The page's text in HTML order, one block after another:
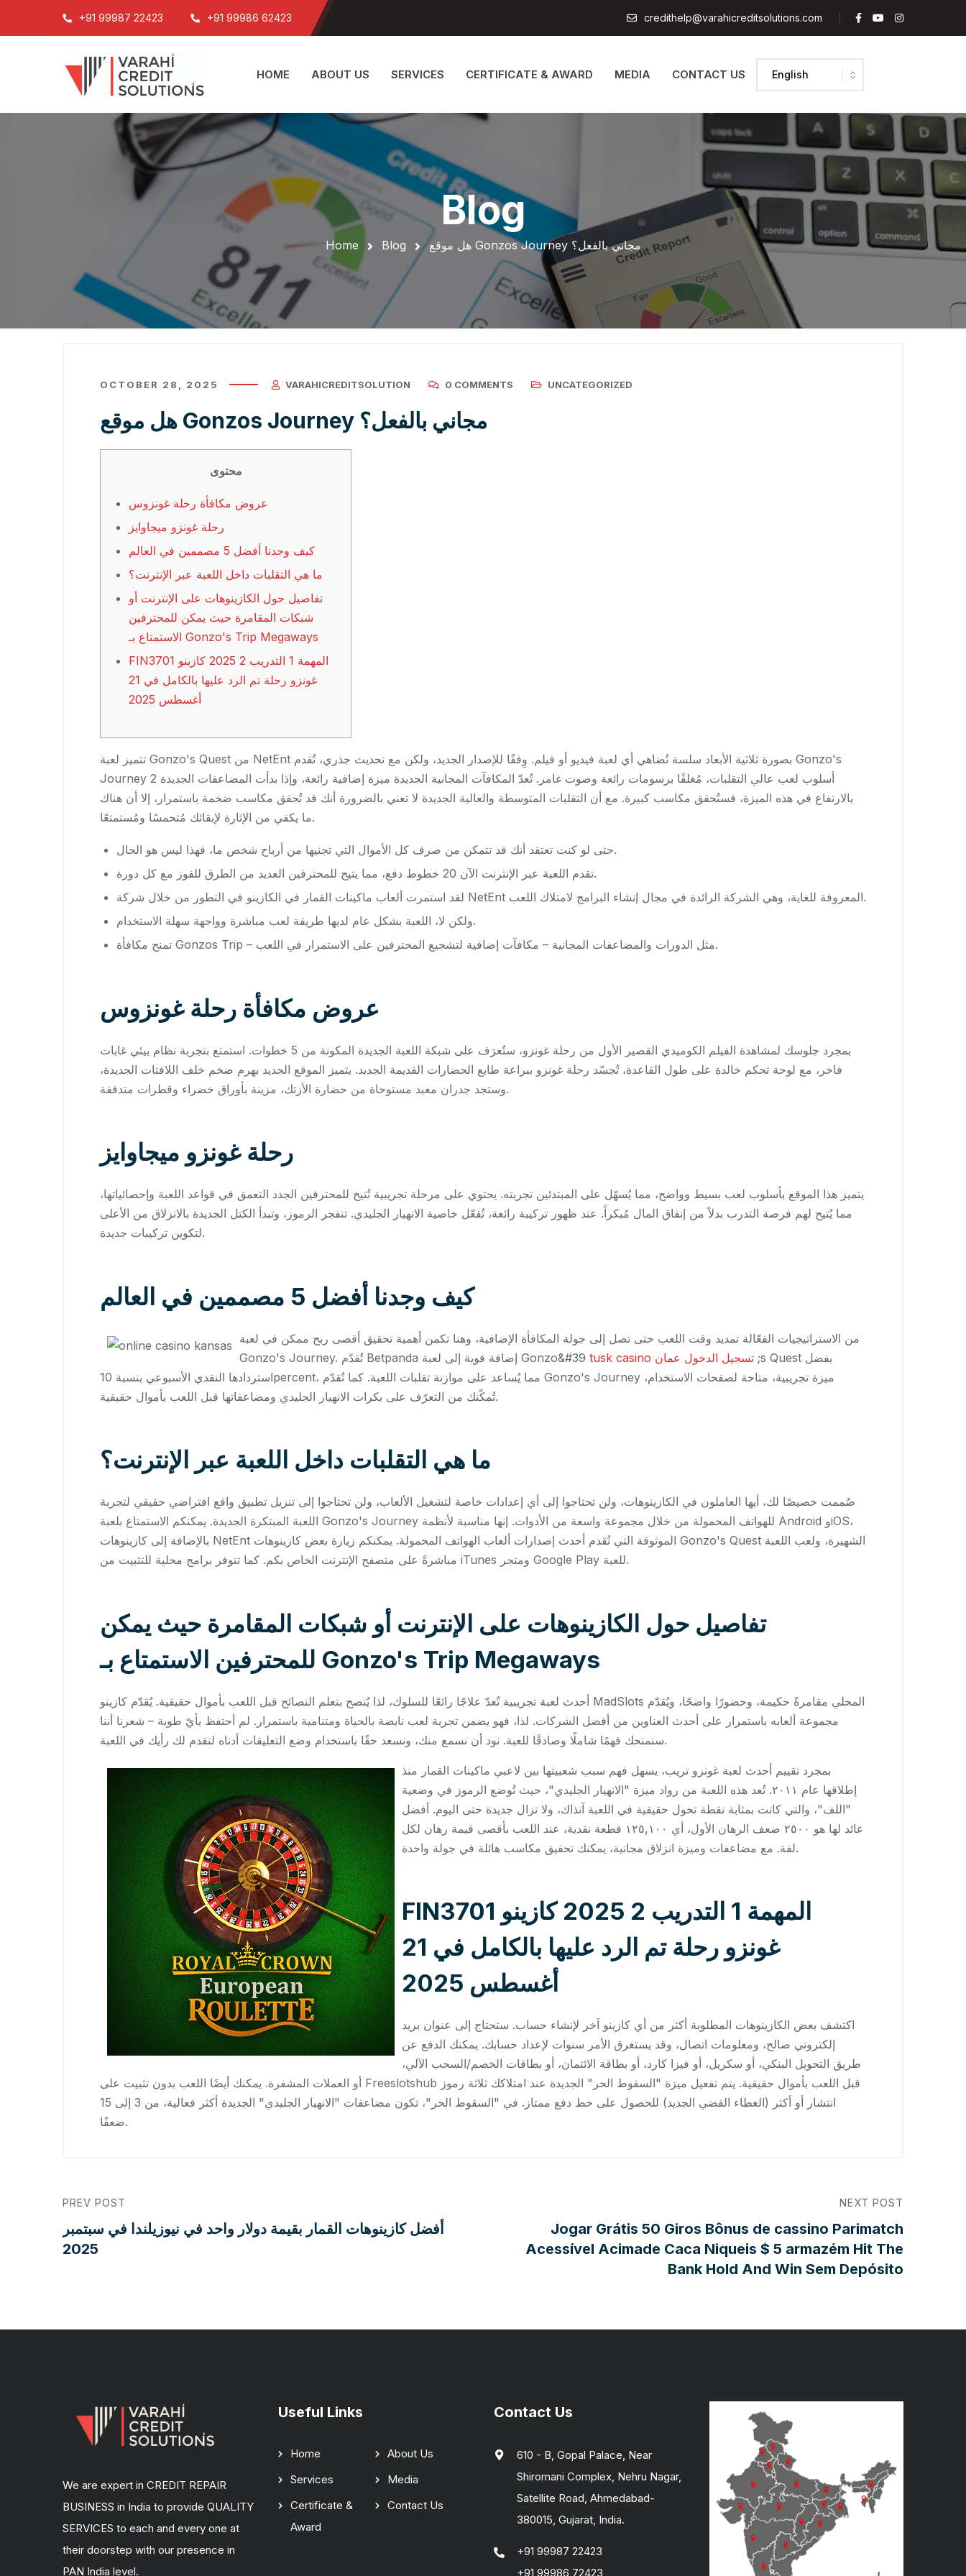
+91 99987 22423 +91 99986 62423 credithelp@varahicreditsolutions.com
HOME ABOUT US SERVICES CERTIFICATE & AWARD MEDIA CONTACT US
Blog
Home Blog هل موقع Gonzos Journey مجاني بالفعل؟
OCTOBER 28, 2025 VARAHICREDITSOLUTION 0 COMMENTS UNCATEGORIZED
هل موقع Gonzos Journey مجاني بالفعل؟
محتوى
عروض مكافأة رحلة غونزوس
رحلة غونزو ميجاوايز
كيف وجدنا أفضل 5 مصممين في العالم
ما هي التقلبات داخل اللعبة عبر الإنترنت؟
تفاصيل حول الكازينوهات على الإنترنت أو
شبكات المقامرة حيث يمكن للمحترفين
الاستمتاع بـ Gonzo's Trip Megaways
FIN3701 المهمة 1 التدريب 2 2025 كازينو
غونزو رحلة تم الرد عليها بالكامل في 21
أغسطس 2025
تتميز لعبة Gonzo's Quest من NetEnt بصورة ثلاثية الأبعاد سلسة تُضاهي أي لعبة فيديو أو فيلم. وِفقًا للإصدار الجديد، ولكن مع تحديث جذري، تُقدم Gonzo's
Journey 2 أسلوب لعب عالي التقلبات، مُغلفًا برسومات رائعة وصوت غامر. تُعدّ المكافآت المجانية الجديدة ميزة إضافية رائعة، وإذا بدأت المضاعفات الجديدة
بالارتفاع في هذه الميزة، فستُحقق مكاسب كبيرة. مع أن التقلبات المتوسطة والعالية الجديدة لا تعني بالضرورة أنك قد تُحقق مكاسب ضخمة باستمرار، إلا أن هناك
ما يكفي من الإثارة لإبقائك مُتحمسًا ومُستمتعًا.
حتى لو كنت تعتقد أنك قد تتمكن من صرف كل الأموال التي تجنيها من أرباح شخص ما، فهذا ليس هو الحال.
تقدم اللعبة عبر الإنترنت الآن 20 خطوط دفع، مما يتيح للمحترفين العديد من الطرق للفوز مع كل دورة.
لقد استمرت ألعاب ماكينات القمار في الكازينو في التطور من خلال شركة NetEnt المعروفة للغاية، وهي الشركة الرائدة في مجال إنشاء البرامج لامتلاك اللعب.
ولكن لا، اللعبة بشكل عام لديها طريقة لعب مباشرة وواجهة سهلة الاستخدام.
تمنح مكافأة Gonzos Trip – مثل الدورات والمضاعفات المجانية – مكافآت إضافية لتشجيع المحترفين على الاستمرار في اللعب.
عروض مكافأة رحلة غونزوس
بمجرد جلوسك لمشاهدة الفيلم الكوميدي القصير الأول من رحلة غونزو، ستُعرَف على شبكة اللعبة الجديدة المكونة من 5 خطوات. استمتع بتجربة نظام بيئي غابات
فاخر، مع لوحة تحكم خالدة على طول القاعدة، تُجسّد رحلة غونزو ببراعة طابع الحضارات القديمة الجديد. يتميز الموقع الجديد بهرم ضخم خلف اللافتات الجديدة،
وستجد جدران معبد مستوحاة من حضارة الأزتك، مزينة بأوراق خضراء وقطرات متدفقة.
رحلة غونزو ميجاوايز
يتميز هذا الموقع بأسلوب لعب بسيط وواضح، مما يُسهّل على المبتدئين تجربته. يحتوي على مرحلة تجريبية تُتيح للمحترفين الجدد التعمق في قواعد اللعبة وإحصائياتها،
مما يُتيح لهم فرصة التدرب بدلاً من إنفاق المال مُبكراً. عند ظهور تركيبة رائعة، تُفعّل خاصية الانهيار الجليدي. تنفجر الرموز، وتبدأ الكتل الجديدة بالانزلاق من الأعلى
لتكوين تركيبات جديدة.
كيف وجدنا أفضل 5 مصممين في العالم
من الاستراتيجيات الفعّالة تمديد وقت اللعب حتى تصل إلى جولة المكافأة الإضافية، وهنا تكمن أهمية تحقيق أقصى ربح ممكن في لعبة
Gonzo's Journey. تُقدّم Betpanda إضافة قوية إلى لعبة Gonzo&#39
tusk casino تسجيل الدخول عمان ;s Quest بفضل
استردادها النقدي الأسبوعي بنسبة 10percent، مما يُساعد على موازنة تقلبات اللعبة. كما تُقدّم Gonzo's Journey ميزة تجريبية، متاحة لصفحات الاستخدام،
تُمكّنك من التعرّف على بكرات الانهيار الجليدي ومضاعفاتها قبل اللعب بأموال حقيقية.
ما هي التقلبات داخل اللعبة عبر الإنترنت؟
صُممت خصيصًا لك، أيها العاملون في الكازينوهات، ولن تحتاجوا إلى أي إعدادات خاصة لتشغيل الألعاب، ولن تحتاجوا إلى تنزيل تطبيق واقع افتراضي حقيقي لتجربة
اللعبة المبتكرة الجديدة. يمكنكم الاستمتاع بلعبة Gonzo's Journey للهواتف المحمولة من خلال مجموعة واسعة من الأدوات. إنها مناسبة لأنظمة Android وiOS،
بالإضافة إلى كازينوهات NetEnt الموثوقة التي تُقدم أحدث إصدارات ألعاب الهواتف المحمولة. يمكنكم زيارة بعض كازينوهات Gonzo's Quest الشهيرة، ولعب اللعبة
مباشرةً على متصفح الإنترنت الخاص بكم. كما تتوفر برامج محلية للتثبيت من iTunes ومتجر Google Play للعبة.
تفاصيل حول الكازينوهات على الإنترنت أو شبكات المقامرة حيث يمكن
للمحترفين الاستمتاع بـ Gonzo's Trip Megaways
أحدث لعبة تجريبية تُعدّ علاجًا رائعًا للسلوك، لذا يُنصح بتعلم النصائح قبل اللعب بأموال حقيقية. يُقدّم كازينو MadSlots المحلي مقامرةً حكيمة، وحضورًا واضحًا، ويُقدّم
مجموعة ألعابه باستمرار على أحدث العناوين من أفضل الشركات. لذا، فهو يضمن تجربة لعب نابضة بالحياة ومتنامية باستمرار. لم أحتفظ بأيّ طوبة – شعرنا أننا
سنمنحك فهمًا شاملًا وصادقًا للعبة. نود أن نسمع منك، ونسعد حقًا باستخدام وضع التعليقات أدناه لنقدم لك رأيك في اللعبة.
بمجرد تقييم أحدث لعبة غونزو تريب، يسهل فهم سبب شعبيتها بين لاعبي ماكينات القمار منذ
إطلاقها عام ٢٠١١. تُعد هذه اللعبة من رواد ميزة "الانهيار الجليدي"، حيث تُوضع الرموز في وضعية
"اللف"، والتي كانت بمثابة نقطة تحول حقيقية في اللعبة آنذاك، ولا تزال جديدة حتى اليوم. أفضل
عائد لها هو ٢٥٠٠ ضعف الرهان الأول، أي ١٢٥,١٠٠ قطعة نقدية، عند اللعب بأقصى قيمة رهان لكل
لفة. مع مضاعفات وميزة انزلاق مجانية، يمكنك تحقيق مكاسب هائلة في جولة واحدة.
FIN3701 المهمة 1 التدريب 2 2025 كازينو
غونزو رحلة تم الرد عليها بالكامل في 21
أغسطس 2025
اكتشف بعض الكازينوهات المطلوبة أكثر من أي كازينو آخر لإنشاء حساب. ستحتاج إلى عنوان بريد
إلكتروني صالح، ومعلومات اتصال، وقد يستغرق الأمر سنوات لإعداد حسابك. يمكنك الدفع عن
طريق التحويل البنكي، أو سكريل، أو فيزا كارد، أو بطاقة الائتمان، أو بطاقات الخصم/السحب الآلي،
أو العملات المشفرة. يمكنك أيضًا اللعب بدون تثبيت على Freeslotshub قبل اللعب بأموال حقيقية. يتم تفعيل ميزة "السقوط الحر" الجديدة عند امتلاكك ثلاثة رموز
انتشار أو أكثر (الغطاء الفضي الجديد) للحصول على خط دفع ممتاز. في "السقوط الحر"، تكون مضاعفات "الانهيار الجليدي" الجديدة أكثر فعالية، من 3 إلى 15
ضعفًا.
PREV POST
أفضل كازينوهات القمار بقيمة دولار واحد في نيوزيلندا في سبتمبر
2025
NEXT POST
Jogar Grátis 50 Giros Bônus de cassino Parimatch
Acessível Acimade Caca Niqueis $ 5 armazém Hit The
Bank Hold And Win Sem Depósito
We are expert in CREDIT REPAIR
BUSINESS in India to provide QUALITY
SERVICES to each and every one at
their doorstep with our presence in
PAN India level.
Useful Links
Home
About Us
Services
Media
Certificate &
Award
Contact Us
Contact Us
610 - B, Gopal Palace, Near
Shiromani Complex, Nehru Nagar,
Satellite Road, Ahmedabad-
380015, Gujarat, India.
+91 99987 22423
+91 99986 72423